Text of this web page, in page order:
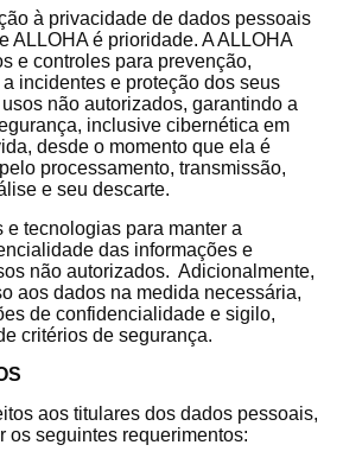
à privacidade de dados pessoais
ALLOHA é prioridade. A ALLOHA
e controles para prevenção,
incidentes e proteção dos seus
não autorizados, garantindo a
inclusive cibernética em
desde o momento que ela é
processamento, transmissão,
e seu descarte.
e tecnologias para manter a
das informações e
não autorizados. Adicionalmente,
aos dados na medida necessária,
de confidencialidade e sigilo,
critérios de segurança.
aos titulares dos dados pessoais,
os seguintes requerimentos: